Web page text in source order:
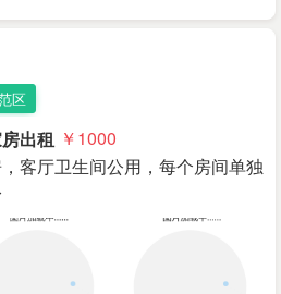
区
出租 ￥1000
客厅卫生间公用，每个房间单独